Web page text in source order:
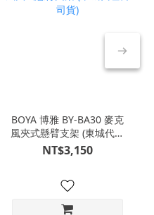
BOYA 博雅 BY-BA30 麥克
風夾式懸臂支架 (東城代理
公司貨)
NT$3,150